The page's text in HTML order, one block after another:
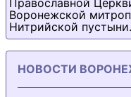
Православной
Воронежской
Нитрийской пустыни.
НОВОСТИ